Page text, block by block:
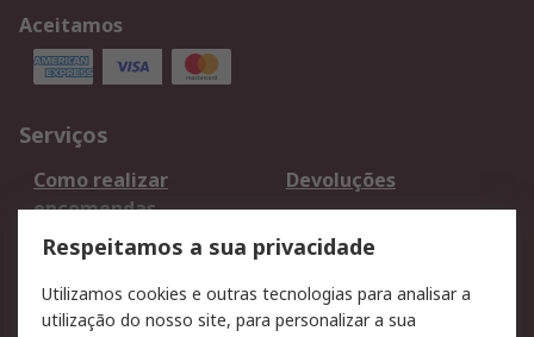
Aceitamos
Serviços
Como realizar
encomendas
Devoluções
Formas de entrega
Qualidade e ambiente
Pagamento e
Respeitamos a sua privacidade
Utilizamos cookies e outras tecnologias para analisar a
utilização do nosso site, para personalizar a sua